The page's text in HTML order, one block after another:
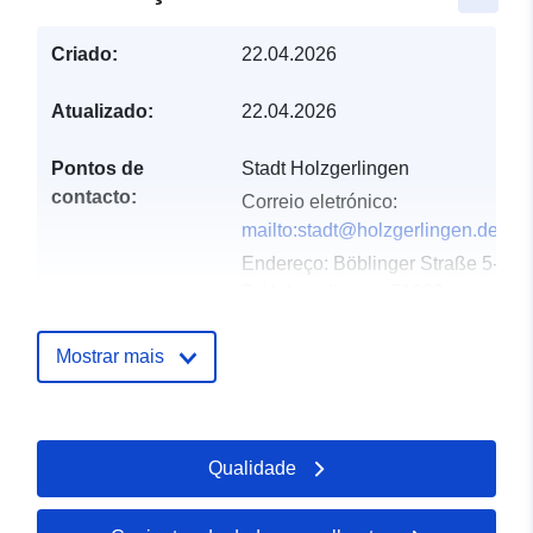
Criado: 22.04.2026
Atualizado: 22.04.2026
Pontos de
contacto:
Stadt Holzgerlingen
Correio eletrónico:
mailto:stadt@holzgerlingen.de
Endereço: Böblinger Straße 5-
Registo do
Acrescentado à data.europa.eu:
02 May 2026
Atualizado em data.europa.eu:
Mostrar mais
Qualidade